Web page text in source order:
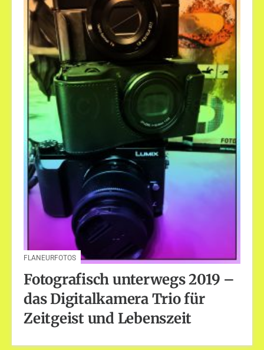
FLANEURFOTOS
Fotografisch unterwegs 2019 –
das Digitalkamera Trio für
Zeitgeist und Lebenszeit